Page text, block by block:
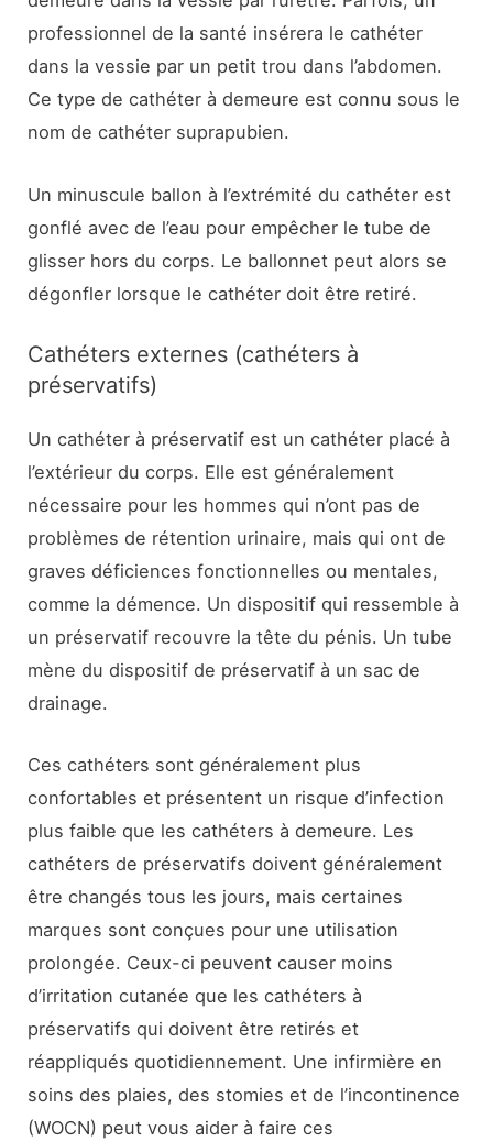
professionnel de la santé insérera le cathéter
dans la vessie par un petit trou dans l’abdomen.
Ce type de cathéter à demeure est connu sous le
nom de cathéter suprapubien.
Un minuscule ballon à l’extrémité du cathéter est
gonflé avec de l’eau pour empêcher le tube de
glisser hors du corps. Le ballonnet peut alors se
dégonfler lorsque le cathéter doit être retiré.
Cathéters externes (cathéters à
préservatifs)
Un cathéter à préservatif est un cathéter placé à
l’extérieur du corps. Elle est généralement
nécessaire pour les hommes qui n’ont pas de
problèmes de rétention urinaire, mais qui ont de
graves déficiences fonctionnelles ou mentales,
comme la démence. Un dispositif qui ressemble à
un préservatif recouvre la tête du pénis. Un tube
mène du dispositif de préservatif à un sac de
drainage.
Ces cathéters sont généralement plus
confortables et présentent un risque d’infection
plus faible que les cathéters à demeure. Les
cathéters de préservatifs doivent généralement
être changés tous les jours, mais certaines
marques sont conçues pour une utilisation
prolongée. Ceux-ci peuvent causer moins
d’irritation cutanée que les cathéters à
préservatifs qui doivent être retirés et
réappliqués quotidiennement. Une infirmière en
soins des plaies, des stomies et de l’incontinence
(WOCN) peut vous aider à faire ces